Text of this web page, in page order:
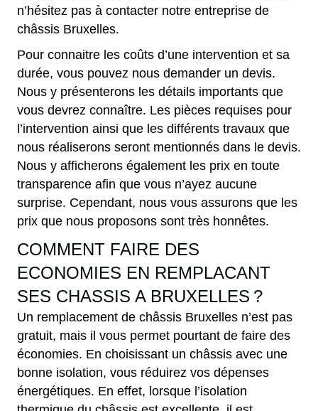
n’hésitez pas à contacter notre entreprise de
châssis Bruxelles.
Pour connaitre les coûts d’une intervention et sa
durée, vous pouvez nous demander un devis.
Nous y présenterons les détails importants que
vous devrez connaître. Les pièces requises pour
l’intervention ainsi que les différents travaux que
nous réaliserons seront mentionnés dans le devis.
Nous y afficherons également les prix en toute
transparence afin que vous n’ayez aucune
surprise. Cependant, nous vous assurons que les
prix que nous proposons sont très honnêtes.
COMMENT FAIRE DES
ECONOMIES EN REMPLACANT
SES CHASSIS A BRUXELLES ?
Un remplacement de châssis Bruxelles n’est pas
gratuit, mais il vous permet pourtant de faire des
économies. En choisissant un châssis avec une
bonne isolation, vous réduirez vos dépenses
énergétiques. En effet, lorsque l’isolation